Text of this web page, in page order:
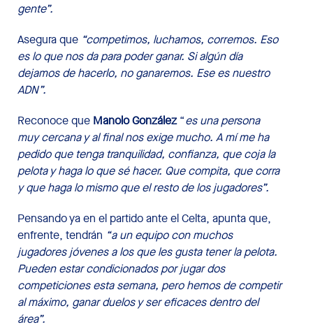
gente”.
Asegura que “competimos, luchamos, corremos. Eso
es lo que nos da para poder ganar. Si algún día
dejamos de hacerlo, no ganaremos. Ese es nuestro
ADN”.
Reconoce que Manolo González“es una persona
muy cercana y al final nos exige mucho. A mí me ha
pedido que tenga tranquilidad, confianza, que coja la
pelota y haga lo que sé hacer. Que compita, que corra
y que haga lo mismo que el resto de los jugadores”.
Pensando ya en el partido ante el Celta, apunta que,
enfrente, tendrán “a un equipo con muchos
jugadores jóvenes a los que les gusta tener la pelota.
Pueden estar condicionados por jugar dos
competiciones esta semana, pero hemos de competir
al máximo, ganar duelos y ser eficaces dentro del
área”.